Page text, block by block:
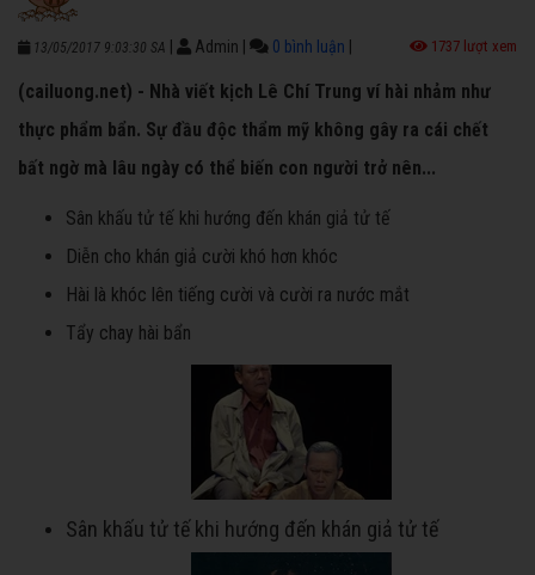
13/05/2017 9:03:30 SA Admin 0 bình luận 1737 lượt xem
(cailuong.net) - Nhà viết kịch Lê Chí Trung ví hài nhảm như
thực phẩm bẩn. Sự đầu độc thẩm mỹ không gây ra cái chết
bất ngờ mà lâu ngày có thể biến con người trở nên...
Sân khấu tử tế khi hướng đến khán giả tử tế
Diễn cho khán giả cười khó hơn khóc
Hài là khóc lên tiếng cười và cười ra nước mắt
Tẩy chay hài bẩn
Sân khấu tử tế khi hướng đến khán giả tử tế